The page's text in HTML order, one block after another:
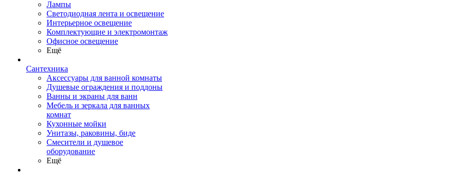
Лампы
Светодиодная лента и освещение
Интерьерное освещение
Комплектующие и электромонтаж
Офисное освещение
Ещё
Сантехника
Аксессуары для ванной комнаты
Душевые ограждения и поддоны
Ванны и экраны для ванн
Мебель и зеркала для ванных
комнат
Кухонные мойки
Унитазы, раковины, биде
Смесители и душевое
оборудование
Ещё